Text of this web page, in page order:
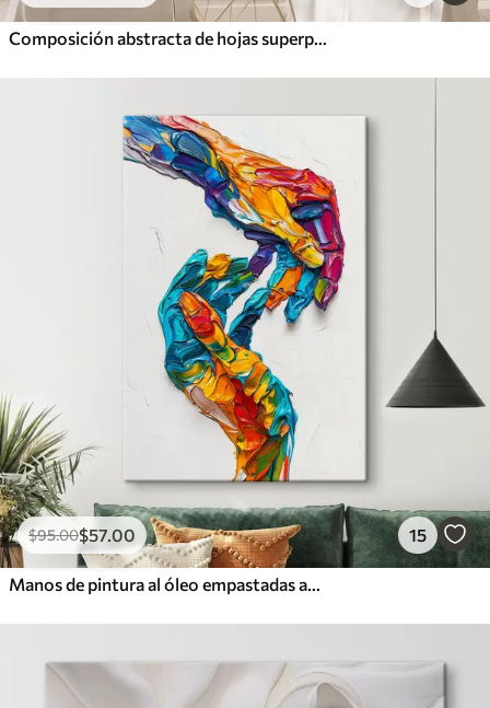
Composición abstracta de hojas superpuestas, formas curvas en negro, blanco y beige, arte texturizado
$95.00$57.00 15
Manos de pintura al óleo empastadas abstractas y coloridas con pinceladas vibrantes de pintura azul, naranja, amarilla y roja